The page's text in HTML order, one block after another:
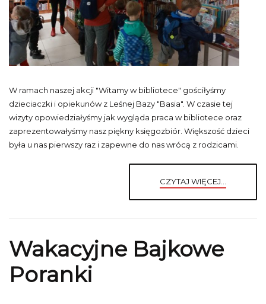
W ramach naszej akcji "Witamy w bibliotece" gościłyśmy
dzieciaczki i opiekunów z Leśnej Bazy "Basia". W czasie tej
wizyty opowiedziałyśmy jak wygląda praca w bibliotece oraz
zaprezentowałyśmy nasz piękny księgozbiór. Większość dzieci
była u nas pierwszy raz i zapewne do nas wrócą z rodzicami.
CZYTAJ WIĘCEJ...
Wakacyjne Bajkowe
Poranki